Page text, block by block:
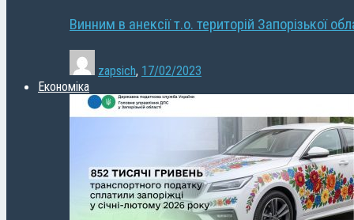
Винним в анексії т.о. територій Запорізької
zapsich, 17/02/2023
Економіка